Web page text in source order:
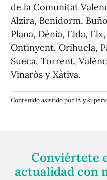
de la Comunitat
Alzira, Benidorm,
Plana, Dénia, Elda,
Ontinyent, Orihuela,
Sueca, Torrent,
Vinaròs y Xàtiva.
Contenido asistido por IA y
Conviértete
actualidad con